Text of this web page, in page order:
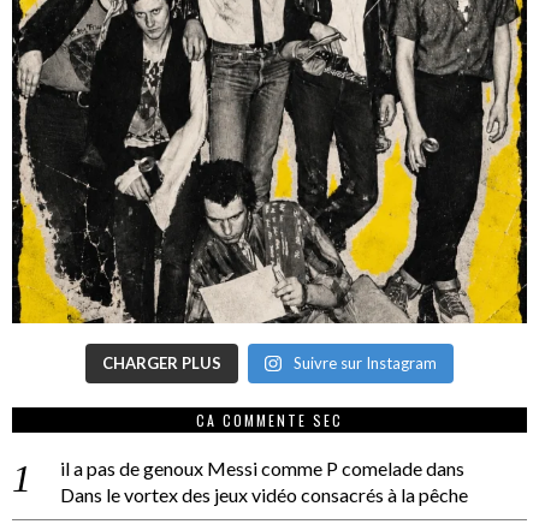
CHARGER PLUS Suivre sur Instagram
CA COMMENTE SEC
il a pas de genoux Messi comme P comeladedans
Dans le vortex des jeux vidéo consacrés à la pêche